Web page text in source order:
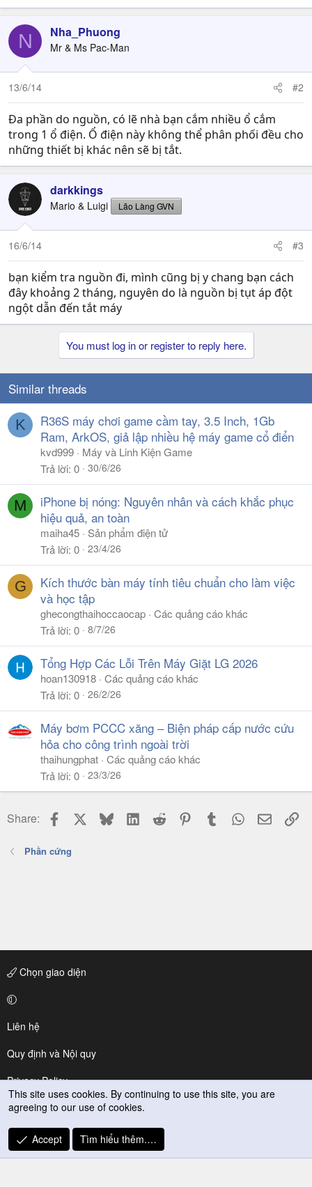
N Nha_Phuong
Mr & Ms Pac-Man
13/6/14 #2
Đa phần do nguồn, có lẽ nhà bạn cắm nhiều ổ cắm
trong 1 ổ điện. Ổ điện này không thể phân phối đều cho
những thiết bị khác nên sẽ bị tắt.
darkkings
Mario & Luigi Lão Làng GVN
16/6/14 #3
bạn kiểm tra nguồn đi, mình cũng bị y chang bạn cách
đây khoảng 2 tháng, nguyên do là nguồn bị tụt áp đột
ngột dẫn đến tắt máy
You must log in or register to reply here.
Similar threads
K
R36S máy chơi game cầm tay, 3.5 Inch, 1Gb
Ram, ArkOS, giả lập nhiều hệ máy game cổ điển
kvd999
Máy và Linh Kiện Game
Trả lời 0 30/6/26
M
iPhone bị nóng: Nguyên nhân và cách khắc phục
hiệu quả, an toàn
maiha45
Sản phẩm điện tử
Trả lời 0 23/4/26
G
Kích thước bàn máy tính tiêu chuẩn cho làm việc
và học tập
ghecongthaihoccaocap Các quảng cáo khác
Trả lời 0 8/7/26
Tổng Hợp Các Lỗi Trên Máy Giặt LG 2026
hoan130918 Các quảng cáo khác
Trả lời 0 26/2/26
Máy bơm PCCC xăng – Biện pháp cấp nước cứu
hỏa cho công trình ngoài trời
thaihungphat Các quảng cáo khác
Trả lời 0 23/3/26
Share: Facebook BlueskyLinkedIn
Reddit PinterestTumblr WhatsApp
Email
Phần cứng
Chọn giao diện
Liên hệ
Quy định và Nội quy
Privacy Policy
Trợ giúp
R
S
This site uses cookies. By continuing to use this site, you are
agreeing to our use of cookies.
Accept Tìm hiểu thêm.…